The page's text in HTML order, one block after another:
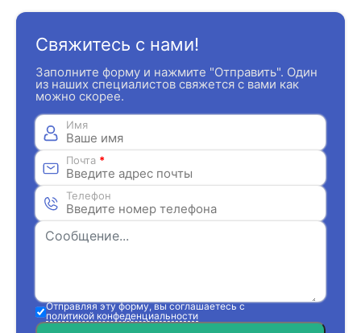
Свяжитесь с нами!
Заполните форму и нажмите "Отправить". Один
из наших специалистов свяжется с вами как
можно скорее.
Имя
Почта *
Телефон
Отправляя эту форму, вы соглашаетесь с
политикой конфеденциальности